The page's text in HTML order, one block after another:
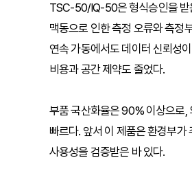
TSC-50/IQ-50은 형식승인을 받
맥동으로 인한 측정 오류와 측정
연속 가동에서도 데이터 신뢰성
비용과 공간 제약도 줄었다.
부품 국산화율은 90% 이상으로,
빠르다. 앞서 이 제품은 환경부가
사용성을 검증받은 바 있다.